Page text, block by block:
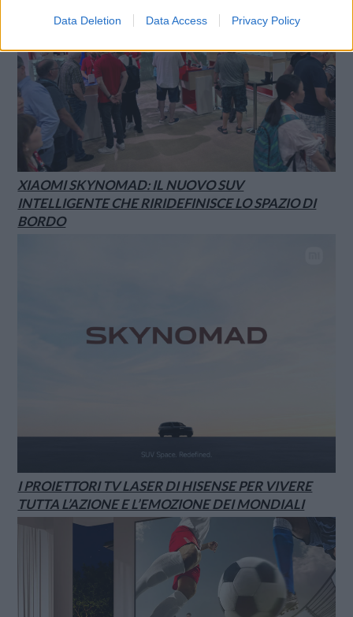
Data Deletion Data Access Privacy Policy
XIAOMI SKYNOMAD: IL NUOVO SUV
INTELLIGENTE CHE RIRIDEFINISCE LO SPAZIO DI
BORDO
I PROIETTORI TV LASER DI HISENSE PER VIVERE
TUTTA L’AZIONE E L’EMOZIONE DEI MONDIALI